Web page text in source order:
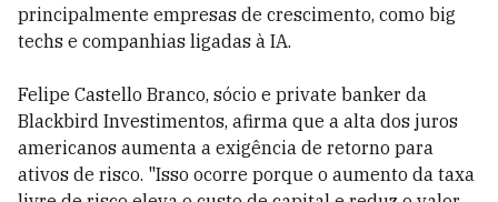
principalmente empresas de crescimento, como big
techs e companhias ligadas à IA.
Felipe Castello Branco, sócio e private banker da
Blackbird Investimentos, afirma que a alta dos juros
americanos aumenta a exigência de retorno para
ativos de risco. "Isso ocorre porque o aumento da taxa